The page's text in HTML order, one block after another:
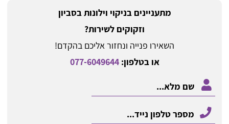
מתעניינים בניקוי וילונות בסביון
וזקוקים לשירות?
השאירו פנייה ונחזור אליכם בהקדם!
או בטלפון:077-6049644